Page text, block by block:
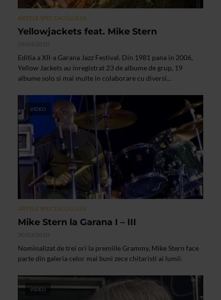
ARTELE SPECTACOLULUI
Yellowjackets feat. Mike Stern
29/04/2010
Editia a XII-a Garana Jazz Festival. Din 1981 pana in 2006,
Yellow Jackets au inregistrat 23 de albume de grup, 19
albume solo si mai multe in colaborare cu diversi...
VIDEO
ARTELE SPECTACOLULUI
Mike Stern la Garana I – III
30/03/2010
Nominalizat de trei ori la premiile Grammy, Mike Stern face
parte din galeria celor mai buni zece chitaristi ai lumii.
VIDEO